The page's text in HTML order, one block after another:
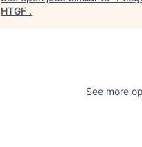
HTGF .
See more